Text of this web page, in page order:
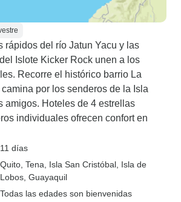
rápidos del río Jatun Yacu y las
Islote Kicker Rock unen a los
Recorre el histórico barrio La
por los senderos de la Isla
amigos. Hoteles de 4 estrellas
individuales ofrecen confort en
11 días
Quito , Tena , Isla San Cristóbal , Isla de
Lobos , Guayaquil
Todas las edades son bienvenidas